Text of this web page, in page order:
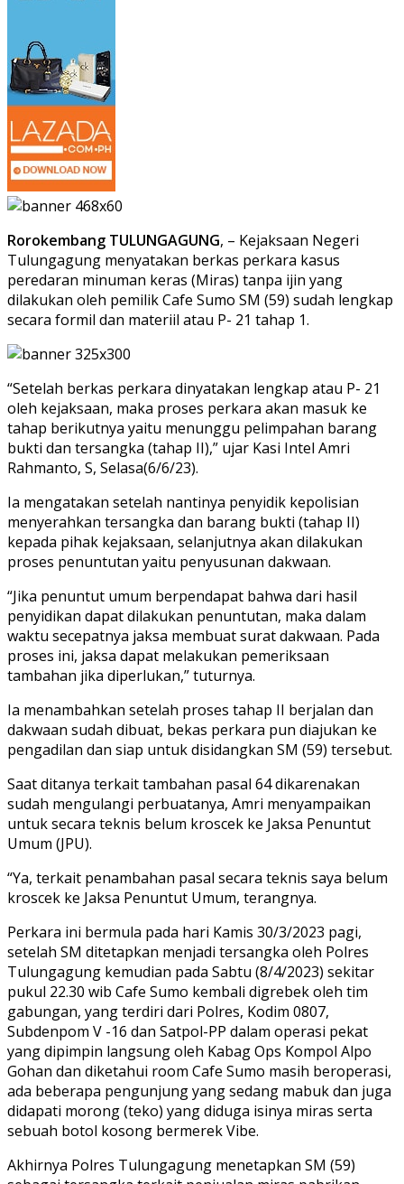
Rorokembang TULUNGAGUNG, – Kejaksaan Negeri
Tulungagung menyatakan berkas perkara kasus
peredaran minuman keras (Miras) tanpa ijin yang
dilakukan oleh pemilik Cafe Sumo SM (59) sudah lengkap
secara formil dan materiil atau P- 21 tahap 1.
“Setelah berkas perkara dinyatakan lengkap atau P- 21
oleh kejaksaan, maka proses perkara akan masuk ke
tahap berikutnya yaitu menunggu pelimpahan barang
bukti dan tersangka (tahap II),” ujar Kasi Intel Amri
Rahmanto, S, Selasa(6/6/23).
Ia mengatakan setelah nantinya penyidik kepolisian
menyerahkan tersangka dan barang bukti (tahap II)
kepada pihak kejaksaan, selanjutnya akan dilakukan
proses penuntutan yaitu penyusunan dakwaan.
“Jika penuntut umum berpendapat bahwa dari hasil
penyidikan dapat dilakukan penuntutan, maka dalam
waktu secepatnya jaksa membuat surat dakwaan. Pada
proses ini, jaksa dapat melakukan pemeriksaan
tambahan jika diperlukan,” tuturnya.
Ia menambahkan setelah proses tahap II berjalan dan
dakwaan sudah dibuat, bekas perkara pun diajukan ke
pengadilan dan siap untuk disidangkan SM (59) tersebut.
Saat ditanya terkait tambahan pasal 64 dikarenakan
sudah mengulangi perbuatanya, Amri menyampaikan
untuk secara teknis belum kroscek ke Jaksa Penuntut
Umum (JPU).
“Ya, terkait penambahan pasal secara teknis saya belum
kroscek ke Jaksa Penuntut Umum, terangnya.
Perkara ini bermula pada hari Kamis 30/3/2023 pagi,
setelah SM ditetapkan menjadi tersangka oleh Polres
Tulungagung kemudian pada Sabtu (8/4/2023) sekitar
pukul 22.30 wib Cafe Sumo kembali digrebek oleh tim
gabungan, yang terdiri dari Polres, Kodim 0807,
Subdenpom V -16 dan Satpol-PP dalam operasi pekat
yang dipimpin langsung oleh Kabag Ops Kompol Alpo
Gohan dan diketahui room Cafe Sumo masih beroperasi,
ada beberapa pengunjung yang sedang mabuk dan juga
didapati morong (teko) yang diduga isinya miras serta
sebuah botol kosong bermerek Vibe.
Akhirnya Polres Tulungagung menetapkan SM (59)